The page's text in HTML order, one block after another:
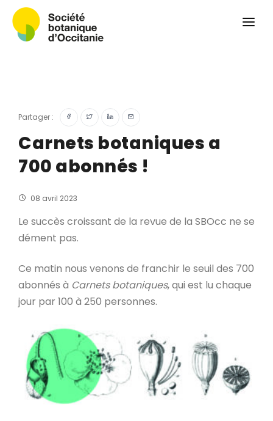
Herbier PCPR
Ressources
Contact
Partager :
Carnets botaniques a
700 abonnés !
08 avril 2023
Le succès croissant de la revue de la SBOcc ne se
dément pas.
Ce matin nous venons de franchir le seuil des 700
abonnés à Carnets botaniques, qui est lu chaque
jour par 100 à 250 personnes.